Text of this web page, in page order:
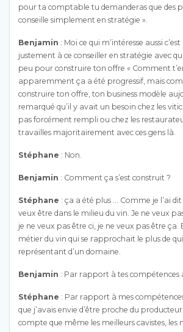
pour ta comptable tu demanderas que des
conseille simplement en stratégie ».
Benjamin : Moi ce qui m’intéresse aussi
justement à ce conseiller en stratégie avec
peu pour construire ton offre « Comment
apparemment ça a été progressif, mais
construire ton offre, ton business modèle
remarqué qu’il y avait un besoin chez les
pas forcément rempli ou chez les
travailles majoritairement avec ces gens là.
Stéphane : Non.
Benjamin : Comment ça s’est construit ?
Stéphane : ça a été plus … Comme je l’ai
veux être dans le milieu du vin. Je ne veux
je ne veux pas être ci, je ne veux pas être ça.
métier du vin qui se rapprochait le plus de qui
représentant d’un domaine.
Benjamin : Par rapport à tes compétences
Stéphane : Par rapport à mes
que j’avais envie d’être proche du
compte que même les meilleurs cavistes, les